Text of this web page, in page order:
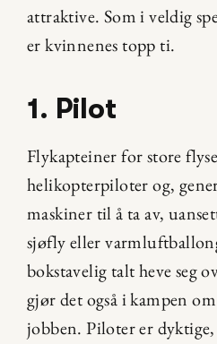
attraktive. Som i veldig
er kvinnenes topp ti.
1. Pilot
Flykapteiner for store
helikopterpiloter og,
maskiner til å ta av,
sjøfly eller
bokstavelig talt heve seg
gjør det også i kampen
jobben. Piloter er dyktige,